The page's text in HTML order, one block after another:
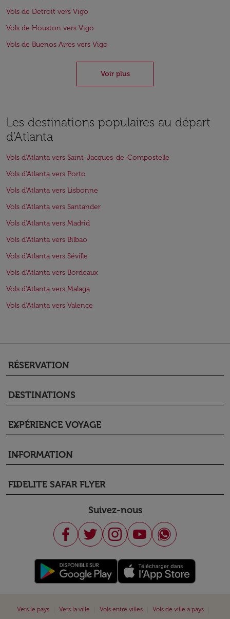
Vols de Detroit vers Vigo
Vols de Houston vers Vigo
Vols de Buenos Aires vers Vigo
Voir plus
Les destinations populaires au départ
d'Atlanta
Vols d'Atlanta vers Saint-Jacques-de-Compostelle
Vols d'Atlanta vers Porto
Vols d'Atlanta vers Lisbonne
Vols d'Atlanta vers Santander
Vols d'Atlanta vers Madrid
Vols d'Atlanta vers Bilbao
Vols d'Atlanta vers Séville
Vols d'Atlanta vers Bordeaux
Vols d'Atlanta vers Malaga
Vols d'Atlanta vers Valence
RÉSERVATION
keyboard_arrow_down
DESTINATIONS
keyboard_arrow_down
EXPÉRIENCE VOYAGE
keyboard_arrow_down
INFORMATION
keyboard_arrow_down
FIDELITE SAFAR FLYER
keyboard_arrow_down
Suivez-nous
Vers le pays Vers la ville Vols entre villes Vols de ville à pays